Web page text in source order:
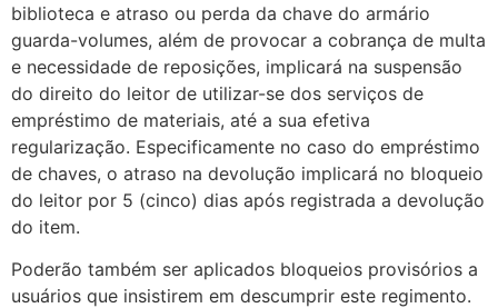
biblioteca e atraso ou perda da chave do armário
guarda-volumes, além de provocar a cobrança de multa
e necessidade de reposições, implicará na suspensão
do direito do leitor de utilizar-se dos serviços de
empréstimo de materiais, até a sua efetiva
regularização. Especificamente no caso do empréstimo
de chaves, o atraso na devolução implicará no bloqueio
do leitor por 5 (cinco) dias após registrada a devolução
do item.
Poderão também ser aplicados bloqueios provisórios a
usuários que insistirem em descumprir este regimento.